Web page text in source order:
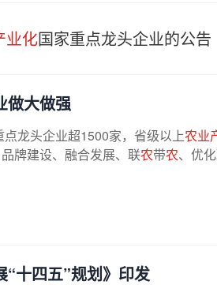
业化国家重点龙头企业的公告
做大做强
点龙头企业超1500家，省级以上农业
牌建设、融合发展、联农带农、优
“十四五”规划》印发